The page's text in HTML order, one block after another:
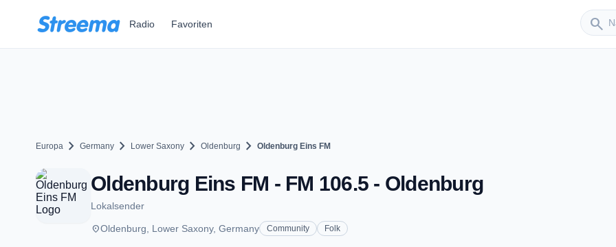
Radio Favoriten search
Sender
Europa chevron_right Germany chevron_right Lower Saxony chevron_right Oldenburg chevron_right Oldenburg Eins FM
Oldenburg Eins FM - FM 106.5 - Oldenburg
Lokalsender
placeOldenburg, Lower Saxony, Germany Community Folk